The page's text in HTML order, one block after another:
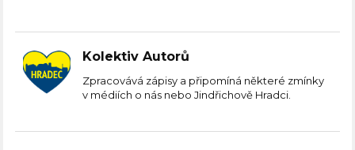
Kolektiv Autorů
Zpracovává zápisy a připomíná některé zmínky
v médiích o nás nebo Jindřichově Hradci.